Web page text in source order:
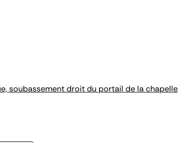
soubassement droit du portail de la chapelle